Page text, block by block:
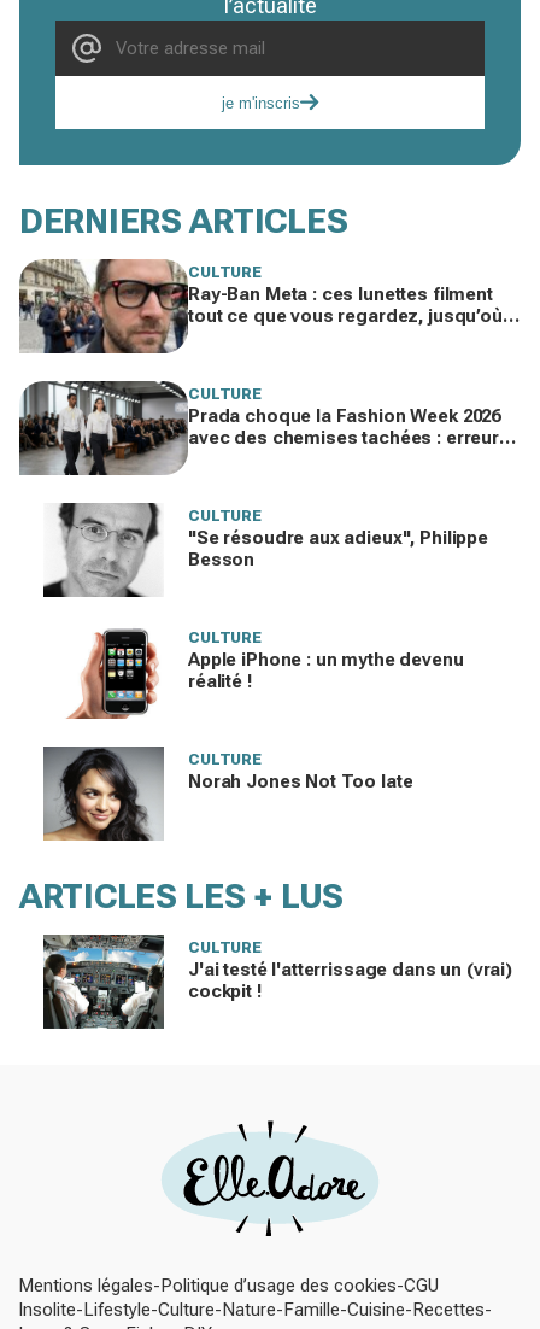
l’actualité
je m'inscris
DERNIERS ARTICLES
CULTURE
Ray-Ban Meta : ces lunettes filment
tout ce que vous regardez, jusqu’où
CULTURE
Prada choque la Fashion Week 2026
avec des chemises tachées : erreur
CULTURE
"Se résoudre aux adieux", Philippe
Besson
CULTURE
Apple iPhone : un mythe devenu
réalité !
CULTURE
Norah Jones Not Too late
ARTICLES LES + LUS
CULTURE
J'ai testé l'atterrissage dans un (vrai)
cockpit !
Mentions légales Politique d’usage des cookies CGU
Insolite Lifestyle Culture Nature Famille Cuisine Recettes